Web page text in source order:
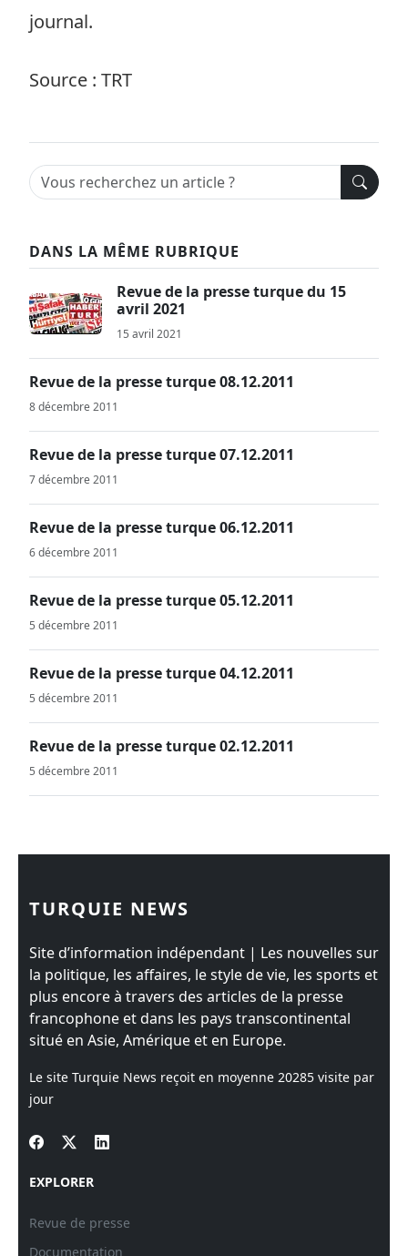
journal.
Source : TRT
DANS LA MÊME RUBRIQUE
Revue de la presse turque du 15
avril 2021
15 avril 2021
Revue de la presse turque 08.12.2011
8 décembre 2011
Revue de la presse turque 07.12.2011
7 décembre 2011
Revue de la presse turque 06.12.2011
6 décembre 2011
Revue de la presse turque 05.12.2011
5 décembre 2011
Revue de la presse turque 04.12.2011
5 décembre 2011
Revue de la presse turque 02.12.2011
5 décembre 2011
TURQUIE NEWS
Site d’information indépendant | Les nouvelles sur
la politique, les affaires, le style de vie, les sports et
plus encore à travers des articles de la presse
francophone et dans les pays transcontinental
situé en Asie, Amérique et en Europe.
Le site Turquie News reçoit en moyenne 20285 visite par
jour
EXPLORER
Revue de presse
Documentation